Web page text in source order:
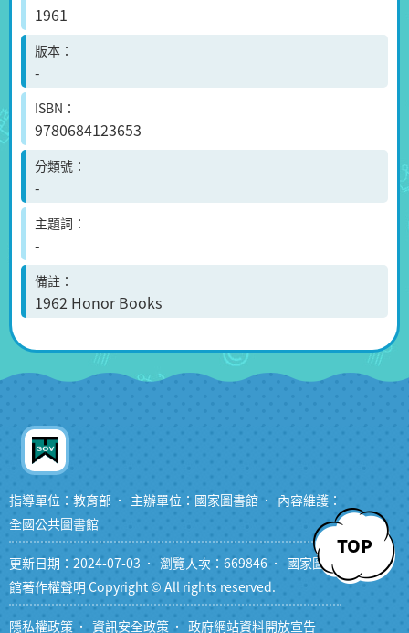
1961
版本
-
ISBN
9780684123653
分類號
-
主題詞
-
備註
1962 Honor Books
TOP
指導單位：教育部 主辦單位：國家圖書館
內容維護：
全國公共圖書館
更新日期：2024-07-03 瀏覽人次：669846
國家圖書
館著作權聲明 Copyright © All rights reserved.
隱私權政策 資訊安全政策 政府網站資料開放宣告